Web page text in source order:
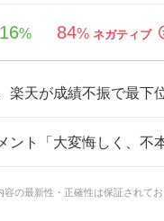
16% 84%
が話題になった上で、監督交代が急遽行われたことがファ
示す声がある一方で、塩川代行に対しては「空気が変わるとい
の最新性・正確性は保証されて